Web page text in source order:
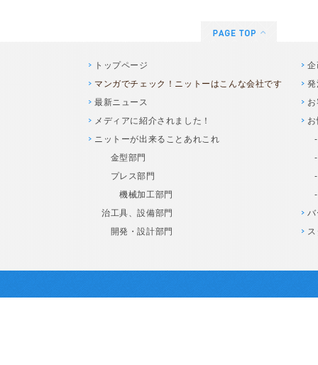
トップページ
マンガでチェック！ニットーはこんな会社です
最新ニュース
メディアに紹介されました！
ニットーが出来ることあれこれ
金型部門
プレス部門
機械加工部門
治工具、設備部門
開発・設計部門
企
発
お
お
バ
ス